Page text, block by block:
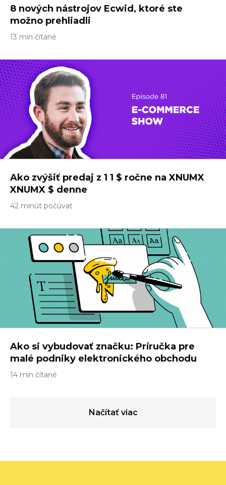
8 nových nástrojov Ecwid, ktoré ste
možno prehliadli
13 min čítané
Ako zvýšiť predaj z 1 1 $ ročne na XNUMX
XNUMX $ denne
42 minút počúvať
Ako si vybudovať značku: Príručka pre
malé podniky elektronického obchodu
14 min čítané
Načítať viac